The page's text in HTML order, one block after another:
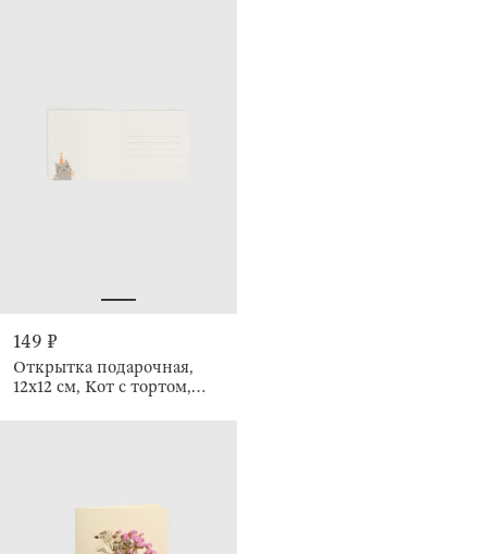
149 ₽
Открытка подарочная,
12х12 см, Кот с тортом,